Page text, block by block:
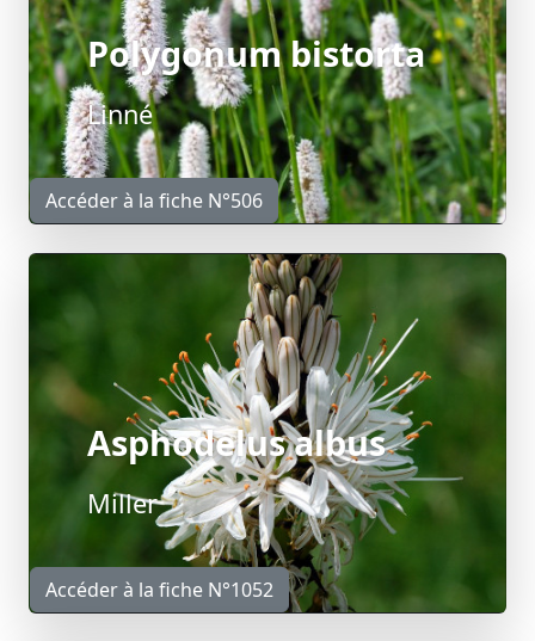
Polygonum bistorta
Linné
Accéder à la fiche N°506
Asphodelus albus
Miller
Accéder à la fiche N°1052